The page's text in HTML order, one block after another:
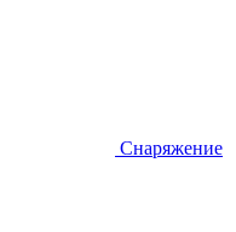
Снаряжение